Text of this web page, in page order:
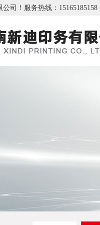
司！ 服务热线：15165185158